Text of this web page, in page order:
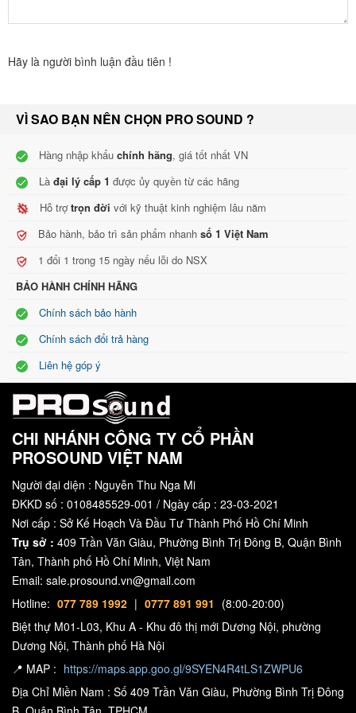
Cục đẩy Maingo 400S là thương hiệu nổi tiếng với hơn 20 năm có
của mình Maingo để lại những dấu ấn khó quên trong lòng người
Nếu bạn quan tâm đếncục đẩy công suấtMaingo 400S hãy liên
>> Xem thêm: Maingo 600W
Hãy là người bình luận đầu tiên !
VÌ SAO BẠN NÊN CHỌN PRO SOUND ?
Hàng nhập khẩu chính hãng, giá tốt nhất VN
Là đại lý cấp 1 được ủy quyền từ các hãng
Hỗ trợtrọn đời với kỹ thuật kinh nghiệm lâu năm
Bảo hành, bảo trì sản phẩm nhanh số 1 Việt Nam
1 đổi 1 trong 15 ngày nếu lỗi do NSX
BẢO HÀNH CHÍNH HÃNG
Chính sách bảo hành
Chính sách đổi trả hàng
Liên hệ góp ý
CHI NHÁNH CÔNG TY CỔ PHẦN
PROSOUND VIỆT NAM
Người đại diện : Nguyễn Thu Nga Mi
ĐKKD số : 0108485529-001 / Ngày cấp : 23-03-2021
Nơi cấp : Sở Kế Hoạch Và Đầu Tư Thành Phố Hồ Chí Minh
Trụ sở : 409 Trần Văn Giàu, Phường Bình Trị Đông B, Quận Bình
Tân, Thành phố Hồ Chí Minh, Việt Nam
Email: sale.prosound.vn@gmail.com
Hotline: 077 789 1992 | 0777 891 991 (8:00-20:00)
Biệt thự M01-L03, Khu A - Khu đô thị mới Dương Nội, phường
Dương Nội, Thành phố Hà Nội
📍 MAP : https://maps.app.goo.gl/9SYEN4R4tLS1ZWPU6
Địa Chỉ Miền Nam : Số 409 Trần Văn Giàu, Phường Bình Trị Đông